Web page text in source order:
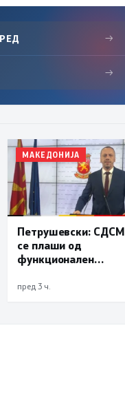
→
→
МАКЕДОНИЈА
Петрушевски: СДСМ
се плаши од
функционален
град“ е доказ дека
пред 3 ч.